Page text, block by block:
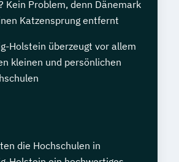
Kein Problem, denn Dänemark
Katzensprung entfernt
Holstein überzeugt vor allem
kleinen und persönlichen
die Hochschulen in